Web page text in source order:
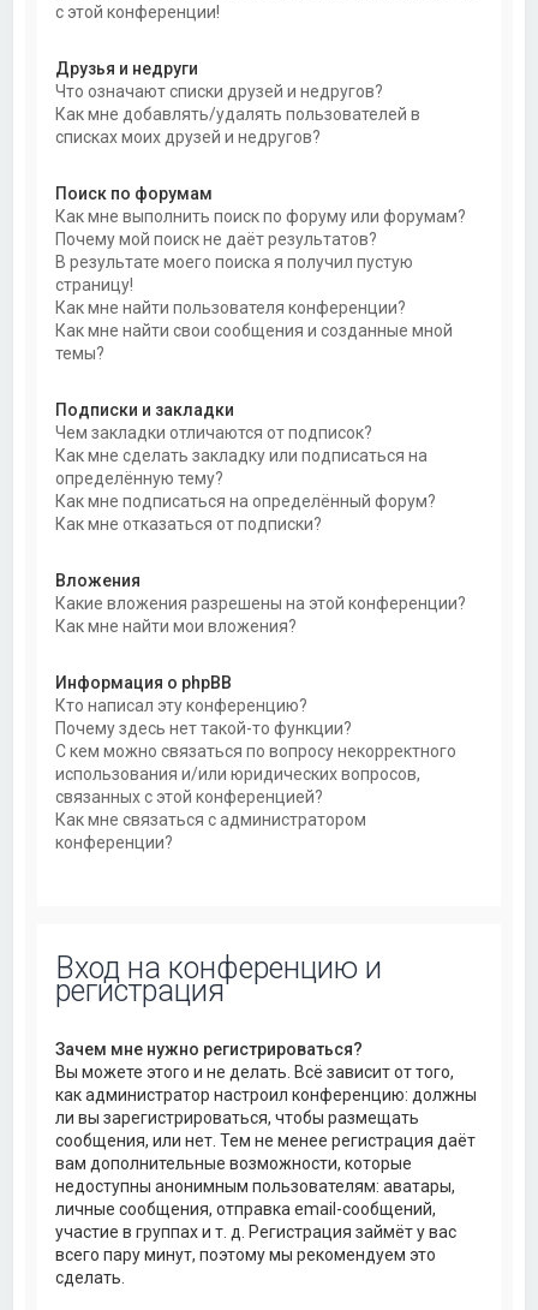
с этой конференции!
Друзья и недруги
Что означают списки друзей и недругов?
Как мне добавлять/удалять пользователей в
списках моих друзей и недругов?
Поиск по форумам
Как мне выполнить поиск по форуму или форумам?
Почему мой поиск не даёт результатов?
В результате моего поиска я получил пустую
страницу!
Как мне найти пользователя конференции?
Как мне найти свои сообщения и созданные мной
темы?
Подписки и закладки
Чем закладки отличаются от подписок?
Как мне сделать закладку или подписаться на
определённую тему?
Как мне подписаться на определённый форум?
Как мне отказаться от подписки?
Вложения
Какие вложения разрешены на этой конференции?
Как мне найти мои вложения?
Информация о phpBB
Кто написал эту конференцию?
Почему здесь нет такой-то функции?
С кем можно связаться по вопросу некорректного
использования и/или юридических вопросов,
связанных с этой конференцией?
Как мне связаться с администратором
конференции?
Вход на конференцию и
регистрация
Зачем мне нужно регистрироваться?
Вы можете этого и не делать. Всё зависит от того,
как администратор настроил конференцию: должны
ли вы зарегистрироваться, чтобы размещать
сообщения, или нет. Тем не менее регистрация даёт
вам дополнительные возможности, которые
недоступны анонимным пользователям: аватары,
личные сообщения, отправка email-сообщений,
участие в группах и т. д. Регистрация займёт у вас
всего пару минут, поэтому мы рекомендуем это
сделать.